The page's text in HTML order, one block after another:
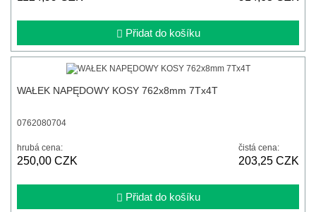
Přidat do košíku
WAŁEK NAPĘDOWY KOSY 762x8mm 7Tx4T
0762080704
hrubá cena:
250,00 CZK
čistá cena:
203,25 CZK
Přidat do košíku